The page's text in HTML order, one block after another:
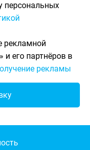
персональных
рекламной
его партнёров в
рекламы